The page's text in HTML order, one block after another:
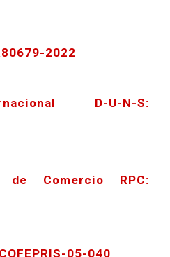
2022
D-U-N-S:
de Comercio RPC:
05-040